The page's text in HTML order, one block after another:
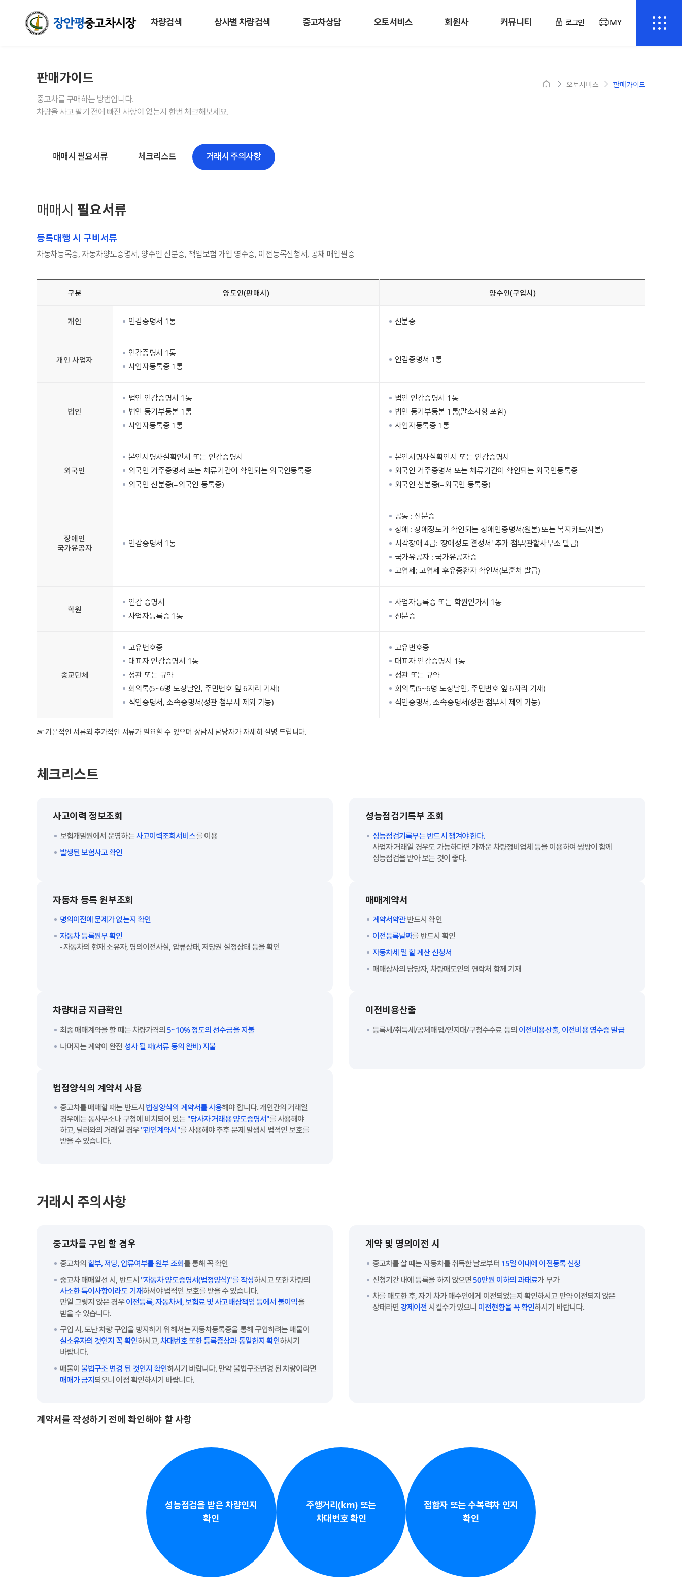
차량검색 상사별 차량검색 중고차상담 오토서비스 회원사 커뮤니티 로그인 MY
판매가이드
중고차를 구매하는 방법입니다.
차량을 사고 팔기 전에 빠진 사항이 없는지 한번 체크해보세요.
오토서비스 판매가이드
매매시 필요서류 체크리스트 거래시 주의사항
매매시 필요서류
등록대행 시 구비서류
차동차등록증, 자동차양도증명서, 양수인 신분증, 책임보험 가입 영수증, 이전등록신청서, 공채 매입필증
구분 양도인(판매시) 양수인(구입시)
개인 인감증명서 1통 신분증
개인 사업자
인감증명서 1통
사업자등록증 1통
인감증명서 1통
법인
법인 인감증명서 1통
법인 등기부등본 1통
사업자등록증 1통
법인 인감증명서 1통
법인 등기부등본 1통(말소사항 포함)
사업자등록증 1통
외국인
본인서명사실확인서 또는 인감증명서
외국인 거주증명서 또는 체류기간이 확인되는 외국인등록증
외국인 신분증(=외국인 등록증)
본인서명사실확인서 또는 인감증명서
외국인 거주증명서 또는 체류기간이 확인되는 외국인등록증
외국인 신분증(=외국인 등록증)
장애인
국가유공자
인감증명서 1통
공통 : 신분증
장애 : 장애정도가 확인되는 장애인증명서(원본) 또는 복지카드(사본)
시각장애 4급: '장애정도 결정서' 추가 첨부(관할사무소 발급)
국가유공자 : 국가유공자증
고엽제: 고엽제 후유증환자 확인서(보훈처 발급)
학원
인감 증명서
사업자등록증 1통
사업자등록증 또는 학원인가서 1통
신분증
종교단체
고유번호증
대표자 인감증명서 1통
정관 또는 규약
회의록(5~6명 도장날인, 주민번호 앞 6자리 기재)
직인증명서, 소속증명서(정관 첨부시 제외 가능)
고유번호증
대표자 인감증명서 1통
정관 또는 규약
회의록(5~6명 도장날인, 주민번호 앞 6자리 기재)
직인증명서, 소속증명서(정관 첨부시 제외 가능)
☞ 기본적인 서류외 추가적인 서류가 필요할 수 있으며 상담시 담당자가 자세히 설명 드립니다.
체크리스트
사고이력 정보조회
보험개발원에서 운영하는사고이력조회서비스를 이용
발생된 보험사고 확인
성능점검기록부 조회
성능점검기록부는 반드시 챙겨야 한다.
사업자 거래일 경우도 가능하다면 가까운 차량정비업체 등을 이용하여 쌍방이 함께
성능점검을 받아 보는 것이 좋다.
자동차 등록 원부조회
명의이전에 문제가 없는지 확인
자동차 등록원부 확인
- 자동차의 현재 소유자, 명의이전사실, 압류상태, 저당권 설정상태 등을 확인
매매계약서
계약서약관반드시 확인
이전등록날짜를 반드시 확인
자동차세 일 할 계산 신청서
매매상사의 담당자, 차량매도인의 연락처 함께 기재
차량대금 지급확인
최종 매매계약을 할 때는 차량가격의5~10% 정도의 선수금을 지불
나머지는 계약이 완전 성사 될 때(서류 등의 완비) 지불
이전비용산출
등록세/취득세/공체매입/인지대/구청수수료 등의 이전비용산출, 이전비용 영수증 발급
법정양식의 계약서 사용
중고차를 매매할 때는 반드시 법정양식의 계약서를 사용해야 합니다. 개인간의 거래일
경우에는 동사무소나 구청에 비치되어 있는 "당사자 거래용 양도증명서"를 사용해야
하고, 딜러와의 거래일 경우"관인계약서"를 사용해야 추후 문제 발생시 법적인 보호를
받을 수 있습니다.
거래시 주의사항
중고차를 구입 할 경우
중고차의 할부, 저당, 압류여부를 원부 조회를 통해 꼭 확인
중고차 매매알선 시, 반드시 "자동차 양도증명서(법정양식)"를 작성하시고 또한 차량의
사소한 특이사항이라도 기재하셔야 법적인 보호를 받을 수 있습니다.
만일 그렇지 않은 경우이전등록, 자동차세, 보험료 및 사고배상책임 등에서 불이익을
받을 수 있습니다.
구입 시, 도난 차량 구입을 방지하기 위해서는 자동차등록증을 통해 구입하려는 매물이
실소유자의 것인지 꼭 확인하시고,차대번호 또한 등록증상과 동일한지 확인하시기
바랍니다.
매물이 불법구조 변경 된 것인지 확인하시기 바랍니다. 만약 불법구조변경 된 차량이라면
매매가 금지되오니 이점 확인하시기 바랍니다.
계약 및 명의이전 시
중고차를 살 때는 자동차를 취득한 날로부터 15일 이내에 이전등록 신청
신청기간 내에 등록을 하지 않으면50만원 이하의 과태료가 부가
차를 매도한 후, 자기 차가 매수인에게 이전되었는지 확인하시고 만약 이전되지 않은
상태라면 강제이전 시킬수가 있으니 이전현황을 꼭 확인하시기 바랍니다.
계약서를 작성하기 전에 확인해야 할 사항
성능점검을 받은 차량인지
확인
주행거리(km) 또는
차대번호 확인
접합자 또는 수복력차 인지
확인